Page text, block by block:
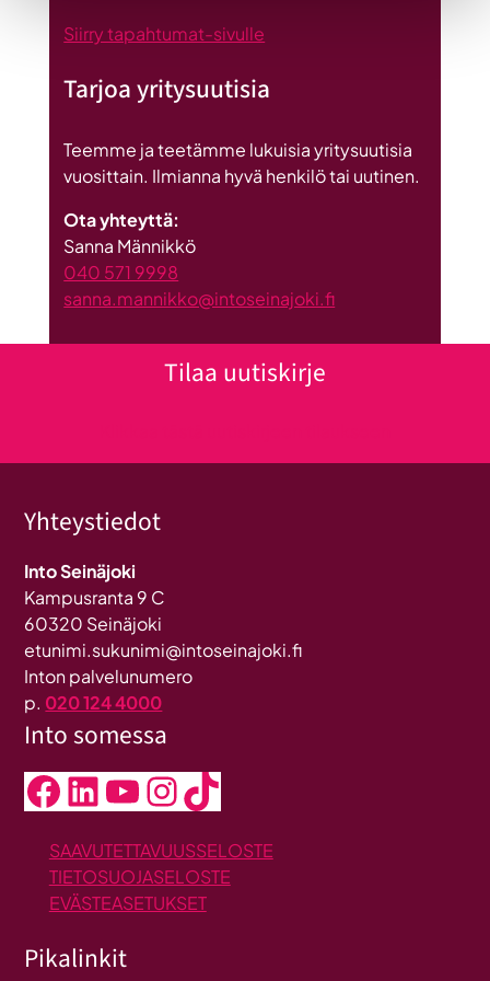
Siirry tapahtumat-sivulle
Tarjoa yritysuutisia
Teemme ja teetämme lukuisia yritysuutisia
vuosittain. Ilmianna hyvä henkilö tai uutinen.
Ota yhteyttä:
Sanna Männikkö
040 571 9998
sanna.mannikko@intoseinajoki.fi
Tilaa uutiskirje
Yhteystiedot
Into Seinäjoki
Kampusranta 9 C
60320 Seinäjoki
etunimi.sukunimi@intoseinajoki.fi
Inton palvelunumero
p. 020 124 4000
Into somessa
Facebook LinkedIn YouTube InstagramTikTok
SAAVUTETTAVUUSSELOSTE
TIETOSUOJASELOSTE
EVÄSTEASETUKSET
Pikalinkit